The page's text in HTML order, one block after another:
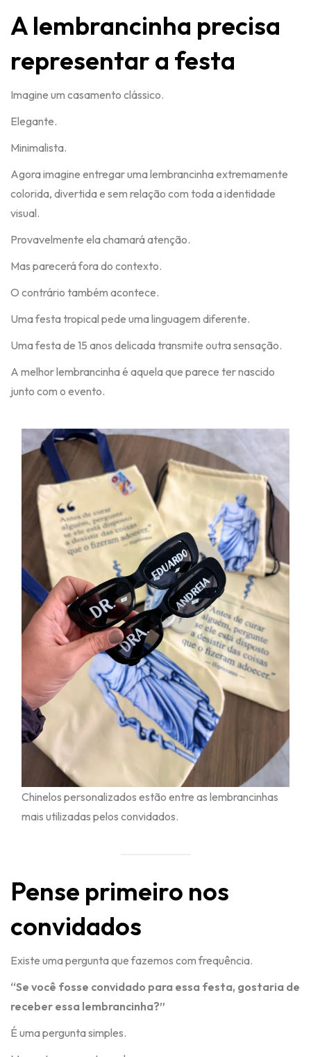
A lembrancinha precisa
representar a festa
Imagine um casamento clássico.
Elegante.
Minimalista.
Agora imagine entregar uma lembrancinha extremamente
colorida, divertida e sem relação com toda a identidade
visual.
Provavelmente ela chamará atenção.
Mas parecerá fora do contexto.
O contrário também acontece.
Uma festa tropical pede uma linguagem diferente.
Uma festa de 15 anos delicada transmite outra sensação.
A melhor lembrancinha é aquela que parece ter nascido
junto com o evento.
Chinelos personalizados estão entre as lembrancinhas
mais utilizadas pelos convidados.
Pense primeiro nos
convidados
Existe uma pergunta que fazemos com frequência.
“Se você fosse convidado para essa festa, gostaria de
receber essa lembrancinha?”
É uma pergunta simples.